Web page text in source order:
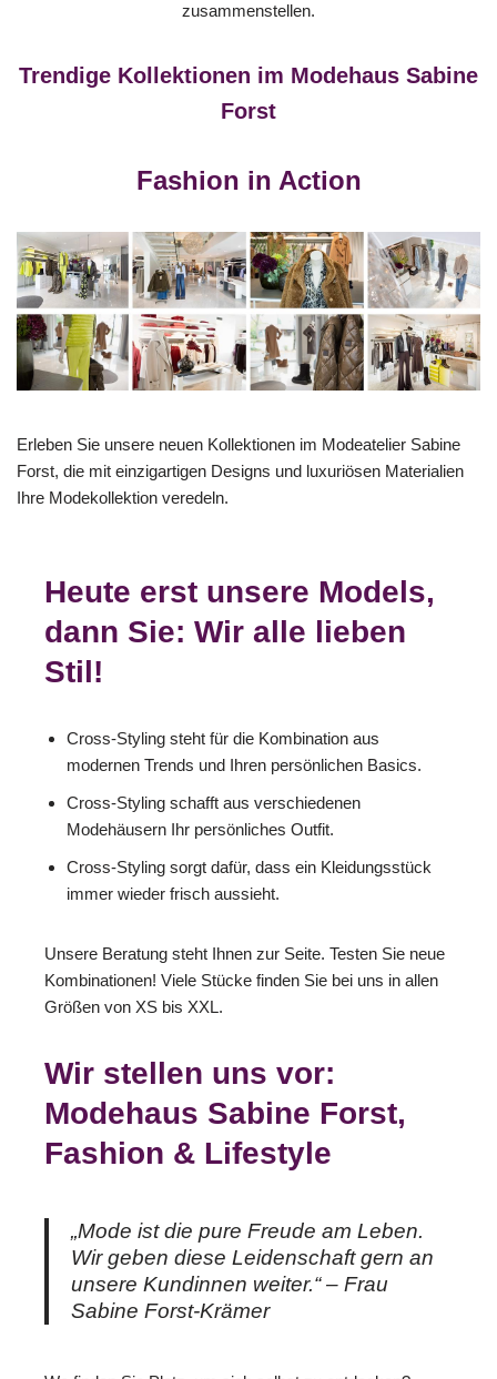
zusammenstellen.
Trendige Kollektionen im Modehaus Sabine
Forst
Fashion in Action
Erleben Sie unsere neuen Kollektionen im Modeatelier Sabine
Forst, die mit einzigartigen Designs und luxuriösen Materialien
Ihre Modekollektion veredeln.
Heute erst unsere Models,
dann Sie: Wir alle lieben
Stil!
Cross-Styling steht für die Kombination aus
modernen Trends und Ihren persönlichen Basics.
Cross-Styling schafft aus verschiedenen
Modehäusern Ihr persönliches Outfit.
Cross-Styling sorgt dafür, dass ein Kleidungsstück
immer wieder frisch aussieht.
Unsere Beratung steht Ihnen zur Seite. Testen Sie neue
Kombinationen! Viele Stücke finden Sie bei uns in allen
Größen von XS bis XXL.
Wir stellen uns vor:
Modehaus Sabine Forst,
Fashion & Lifestyle
„Mode ist die pure Freude am Leben.
Wir geben diese Leidenschaft gern an
unsere Kundinnen weiter.“ – Frau
Sabine Forst-Krämer